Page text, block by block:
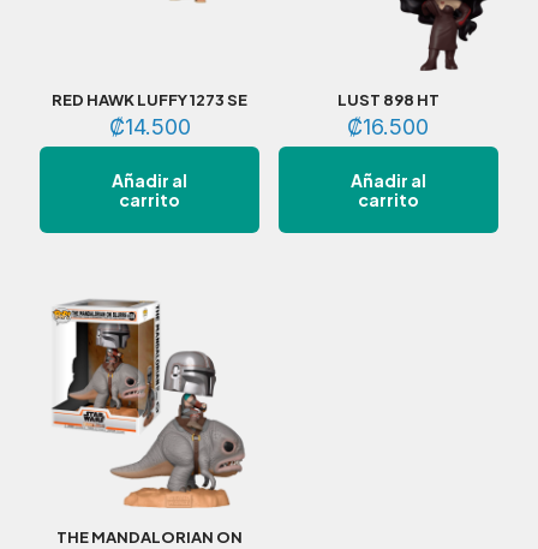
RED HAWK LUFFY 1273 SE
₡14.500
Añadir al
carrito
LUST 898 HT
₡16.500
Añadir al
carrito
THE MANDALORIAN ON